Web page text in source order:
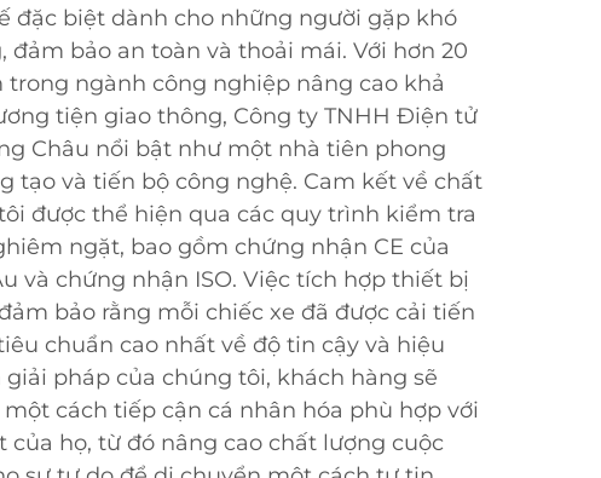
đặc biệt dành cho những người gặp khó
đảm bảo an toàn và thoải mái. Với hơn 20
ngành công nghiệp nâng cao khả
tiện giao thông, Công ty TNHH Điện tử
Châu nổi bật như một nhà tiên phong
tạo và tiến bộ công nghệ. Cam kết về chất
được thể hiện qua các quy trình kiểm tra
ngặt, bao gồm chứng nhận CE của
và chứng nhận ISO. Việc tích hợp thiết bị
bảo rằng mỗi chiếc xe đã được cải tiến
chuẩn cao nhất về độ tin cậy và hiệu
giải pháp của chúng tôi, khách hàng sẽ
cách tiếp cận cá nhân hóa phù hợp với
của họ, từ đó nâng cao chất lượng cuộc